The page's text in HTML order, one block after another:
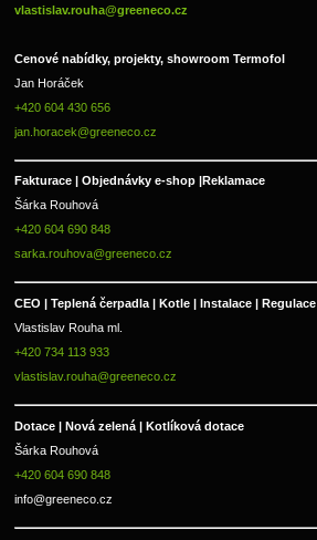
vlastislav.rouha@greeneco.cz
Cenové nabídky, projekty, showroom Termofol
Jan Horáček
+420 604 430 656
jan.horacek@greeneco.cz
Fakturace | Objednávky e-shop |
Reklamace
Šárka Rouhová
+420 604 690 848
sarka.rouhova@greeneco.cz
CEO | Teplená čerpadla | Kotle | Instalace | Regulace
Vlastislav Rouha ml.
+420 734 113 933
vlastislav.rouha@greeneco.cz
Dotace | Nová zelená | Kotlíková dotace
Šárka Rouhová
+420 604 690 848
info@greeneco.cz